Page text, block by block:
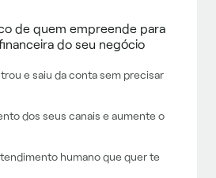
de quem empreende para
do seu negócio
e saiu da conta sem precisar
dos seus canais e aumente o
humano que quer te